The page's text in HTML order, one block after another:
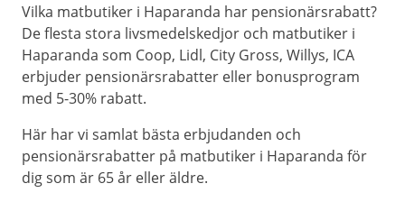
Vilka matbutiker i Haparanda har pensionärsrabatt?
De flesta stora livsmedelskedjor och matbutiker i
Haparanda som Coop, Lidl, City Gross, Willys, ICA
erbjuder pensionärsrabatter eller bonusprogram
med 5-30% rabatt.
Här har vi samlat bästa erbjudanden och
pensionärsrabatter på matbutiker i Haparanda för
dig som är 65 år eller äldre.